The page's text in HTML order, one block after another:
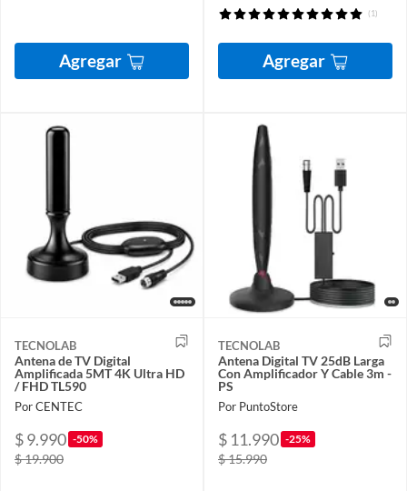
Agregar
(1)
Agregar
TECNOLAB
Antena de TV Digital
Amplificada 5MT 4K Ultra HD
/ FHD TL590
Por CENTEC
$ 9.990 -50%
$ 19.900
TECNOLAB
Antena Digital TV 25dB Larga
Con Amplificador Y Cable 3m -
PS
Por PuntoStore
$ 11.990 -25%
$ 15.990